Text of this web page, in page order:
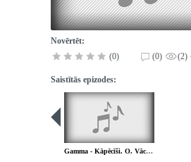
Novērtēt:
(0)
(0) (2)
Saistītās epizodes:
Gamma - Kāpēcīši. O. Vācietis